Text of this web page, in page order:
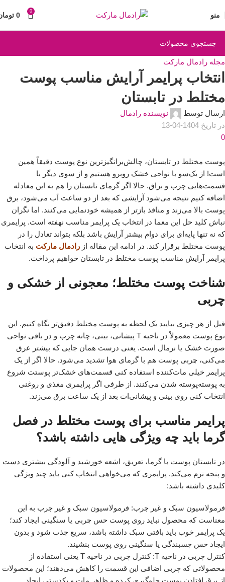
منو 0
0
مجله رادمال مارکت
انتخاب پرایمر آرایش مناسب پوست
مختلط در تابستان
ارسال توسط
نویسنده رادمال
در تاریخ 1404-04-13
0
پوست مختلط در تابستان، چالش‌برانگیزترین نوع پوست دقیقاً همین
است! از یک‌سو با نواحی خشک روبرو هستیم و از سوی دیگر با
قسمت‌هایی چرب و براق. حالا اگر گرمای تابستان را هم به این معادله
اضافه کنیم نتیجه می‌شود آرایشی که بعد از دو ساعت آب می‌شود، برق
پوست بالا می‌زند و منافذ بازتر از همیشه خودنمایی می‌کنند. اما نگران
نباش کلید حل این معما در انتخاب یک پرایمر مناسب نهفته است. پرایمری
که نه تنها پایه‌ای برای دوام بیشتر آرایش باشد بلکه بتواند تعادل را در
پوست مختلط برقرار کند. در ادامه این مقاله از رادمال مارکت به انتخاب
پرایمر آرایش مناسب پوست مختلط در تابستان خواهیم پرداخت.
شناخت پوست مختلط؛ معجونی از خشکی و
چربی
قبل از هر چیزی بیایید یک لحظه به پوست مختلط دقیق‌تر نگاه کنیم. این
نوع پوست معمولاً در ناحیه T پیشانی، بینی، چانه چرب و در باقی نواحی
صورت خشک یا نرمال است. یعنی درست همان جایی که بیشتر عرق
می‌کنی، چربی پوست هم با گرمای هوا تشدید می‌شود. حالا اگر از یک
پرایمر خیلی مات‌کننده استفاده کنی قسمت‌های خشک‌تر پوستت شروع
به پوسته‌پوسته شدن می‌کنند. از طرفی اگر پرایمری مغذی و روغنی
انتخاب کنی روی بینی و پیشانی‌ات بعد از یک ساعت برق می‌زند.
پرایمر مناسب برای پوست مختلط در فصل
گرما باید چه ویژگی هایی داشته باشد؟
در تابستان پوست با گرما، تعریق، اشعه خورشید و آلودگی بیشتری دست
و پنجه نرم می‌کند. پرایمری که می‌خواهی انتخاب کنی باید چند ویژگی
کلیدی داشته باشد:
فرمولاسیون سبک و غیر چرب: فرمولاسیون سبک و غیر چرب به این
معناست که محصول نباید روی پوست حس چربی یا سنگینی ایجاد کند؛
یک پرایمر خوب باید بافتی سبک داشته باشد، سریع جذب شود و بدون
ایجاد حس چسبندگی یا سنگینی روی پوست بنشیند.
کنترل چربی در ناحیه T: کنترل چربی در ناحیه T یعنی استفاده از
محصولاتی که چربی اضافی این قسمت را کاهش می‌دهند؛ این محصولات
از برق افتادن پوست جلوگیری کرده و ظاهر مات و یکدستی ایجاد